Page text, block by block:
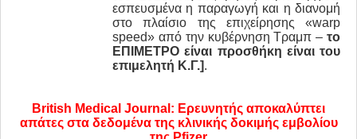
εσπευσμένα η παραγωγή και η διανομή
στο πλαίσιο της επιχείρησης «warp
speed» από την κυβέρνηση Τραμπ – το
ΕΠΙΜΕΤΡΟ είναι προσθήκη είναι του
επιμελητή Κ.Γ.].
British Medical Journal : Ερευνητής αποκαλύπτει
απάτες στα δεδομένα της κλινικής δοκιμής εμβολίου